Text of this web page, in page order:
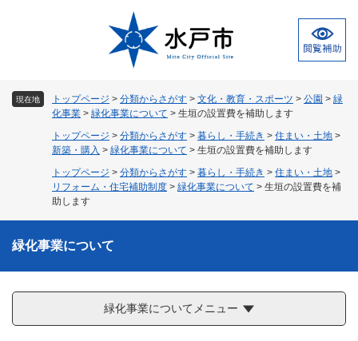
現在地 トップページ > 分類からさがす > 文化・教育・スポーツ > 公園 > 緑
化事業 > 緑化事業について > 生垣の設置費を補助します
トップページ > 分類からさがす > 暮らし・手続き > 住まい・土地 >
新築・購入 > 緑化事業について > 生垣の設置費を補助します
トップページ > 分類からさがす > 暮らし・手続き > 住まい・土地 >
リフォーム・住宅補助制度 > 緑化事業について > 生垣の設置費を補
助します
緑化事業について
緑化事業についてメニュー